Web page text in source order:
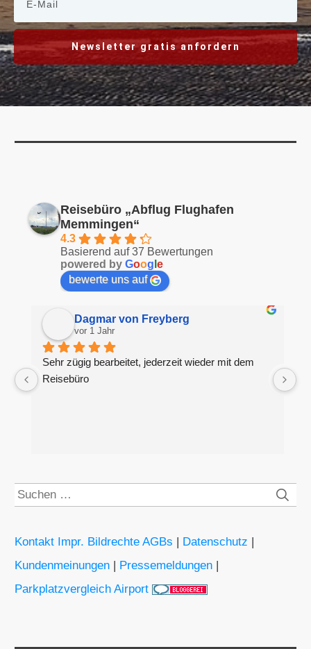
Newsletter gratis anfordern
Reisebüro „Abflug Flughafen
Memmingen“
4.3
Basierend auf 37 Bewertungen
powered by Goog e
bewerte uns auf
Dagmar von Freyberg
vor 1 Jahr
Sehr zügig bearbeitet, jederzeit wieder mit dem
Reisebüro
Kontakt Impr. Bildrechte AGBs Datenschutz
Kundenmeinungen
Pressemeldungen
Parkplatzvergleich Airport